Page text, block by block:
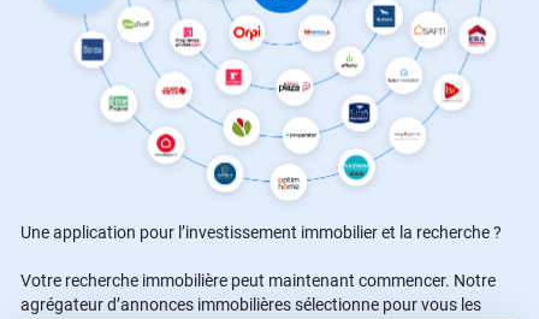
Une application pour l’investissement immobilier et la recherche ?
Votre recherche immobilière peut maintenant commencer. Notre
agrégateur d’annonces immobilières sélectionne pour vous les